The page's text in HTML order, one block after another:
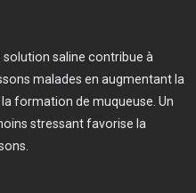
saline contribue à
malades en augmentant la
formation de muqueuse. Un
stressant favorise la